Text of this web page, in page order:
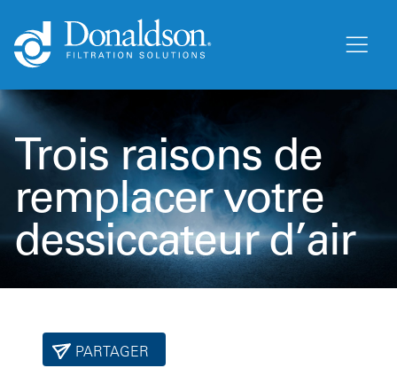
Trois raisons de
remplacer votre
dessiccateur d’air
PARTAGER